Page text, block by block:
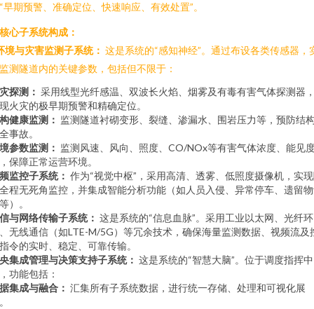
早期预警、准确定位、快速响应、有效处置”。
心子系统构成：
境与灾害监测子系统： 这是系统的“感知神经”。通过布设各类传感器，
测隧道内的关键参数，包括但不限于：
探测： 采用线型光纤感温、双波长火焰、烟雾及有毒有害气体探测器
火灾的极早期预警和精确定位。
健康监测： 监测隧道衬砌变形、裂缝、渗漏水、围岩压力等，预防结
事故。
参数监测： 监测风速、风向、照度、CO/NOx等有害气体浓度、能见
保障正常运营环境。
监控子系统： 作为“视觉中枢”，采用高清、透雾、低照度摄像机，实
程无死角监控，并集成智能分析功能（如人员入侵、异常停车、遗留
）。
与网络传输子系统： 这是系统的“信息血脉”。采用工业以太网、光纤环
无线通信（如LTE-M/5G）等冗余技术，确保海量监测数据、视频流及
令的实时、稳定、可靠传输。
集成管理与决策支持子系统： 这是系统的“智慧大脑”。位于调度指挥中
功能包括：
集成与融合： 汇集所有子系统数据，进行统一存储、处理和可视化展